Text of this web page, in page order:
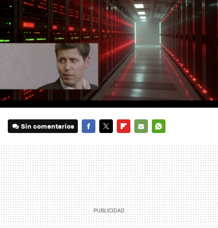
Sin comentarios
MAIL